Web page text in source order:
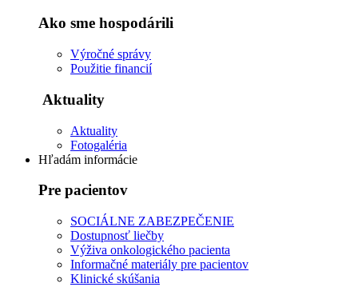
Ako sme hospodárili
Výročné správy
Použitie financií
Aktuality
Aktuality
Fotogaléria
Hľadám informácie
Pre pacientov
SOCIÁLNE ZABEZPEČENIE
Dostupnosť liečby
Výživa onkologického pacienta
Informačné materiály pre pacientov
Klinické skúšania